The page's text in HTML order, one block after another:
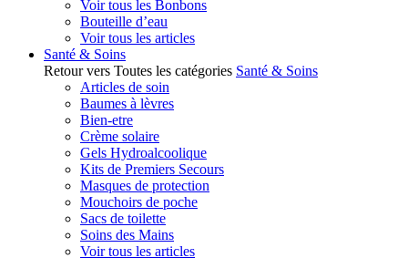
Voir tous les Bonbons
Bouteille d’eau
Voir tous les articles
Santé & Soins
Retour vers Toutes les catégories Santé & Soins
Articles de soin
Baumes à lèvres
Bien-etre
Crème solaire
Gels Hydroalcoolique
Kits de Premiers Secours
Masques de protection
Mouchoirs de poche
Sacs de toilette
Soins des Mains
Voir tous les articles